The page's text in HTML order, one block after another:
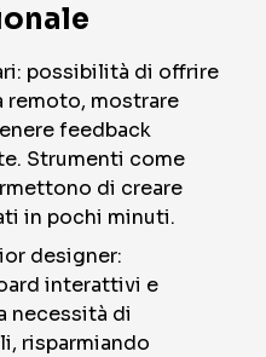
possibilità di offrire
remoto, mostrare
feedback
Strumenti come
di creare
in pochi minuti.
designer:
interattivi e
necessità di
risparmiando